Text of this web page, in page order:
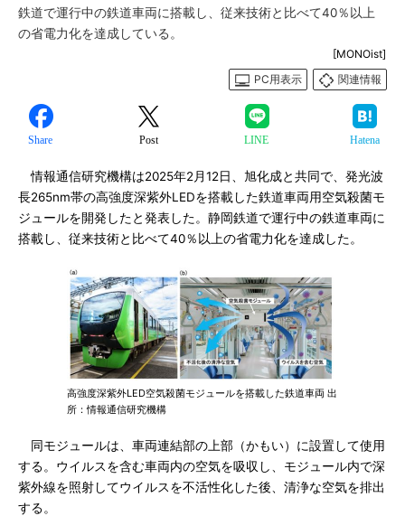
鉄道で運行中の鉄道車両に搭載し、従来技術と比べて40％以上
の省電力化を達成している。
[MONOist]
PC用表示
関連情報
Share Post LINE Hatena
情報通信研究機構は2025年2月12日、旭化成と共同で、発光波
長265nm帯の高強度深紫外LEDを搭載した鉄道車両用空気殺菌モ
ジュールを開発したと発表した。静岡鉄道で運行中の鉄道車両に
搭載し、従来技術と比べて40％以上の省電力化を達成した。
高強度深紫外LED空気殺菌モジュールを搭載した鉄道車両 出
所：情報通信研究機構
同モジュールは、車両連結部の上部（かもい）に設置して使用
する。ウイルスを含む車両内の空気を吸収し、モジュール内で深
紫外線を照射してウイルスを不活性化した後、清浄な空気を排出
する。